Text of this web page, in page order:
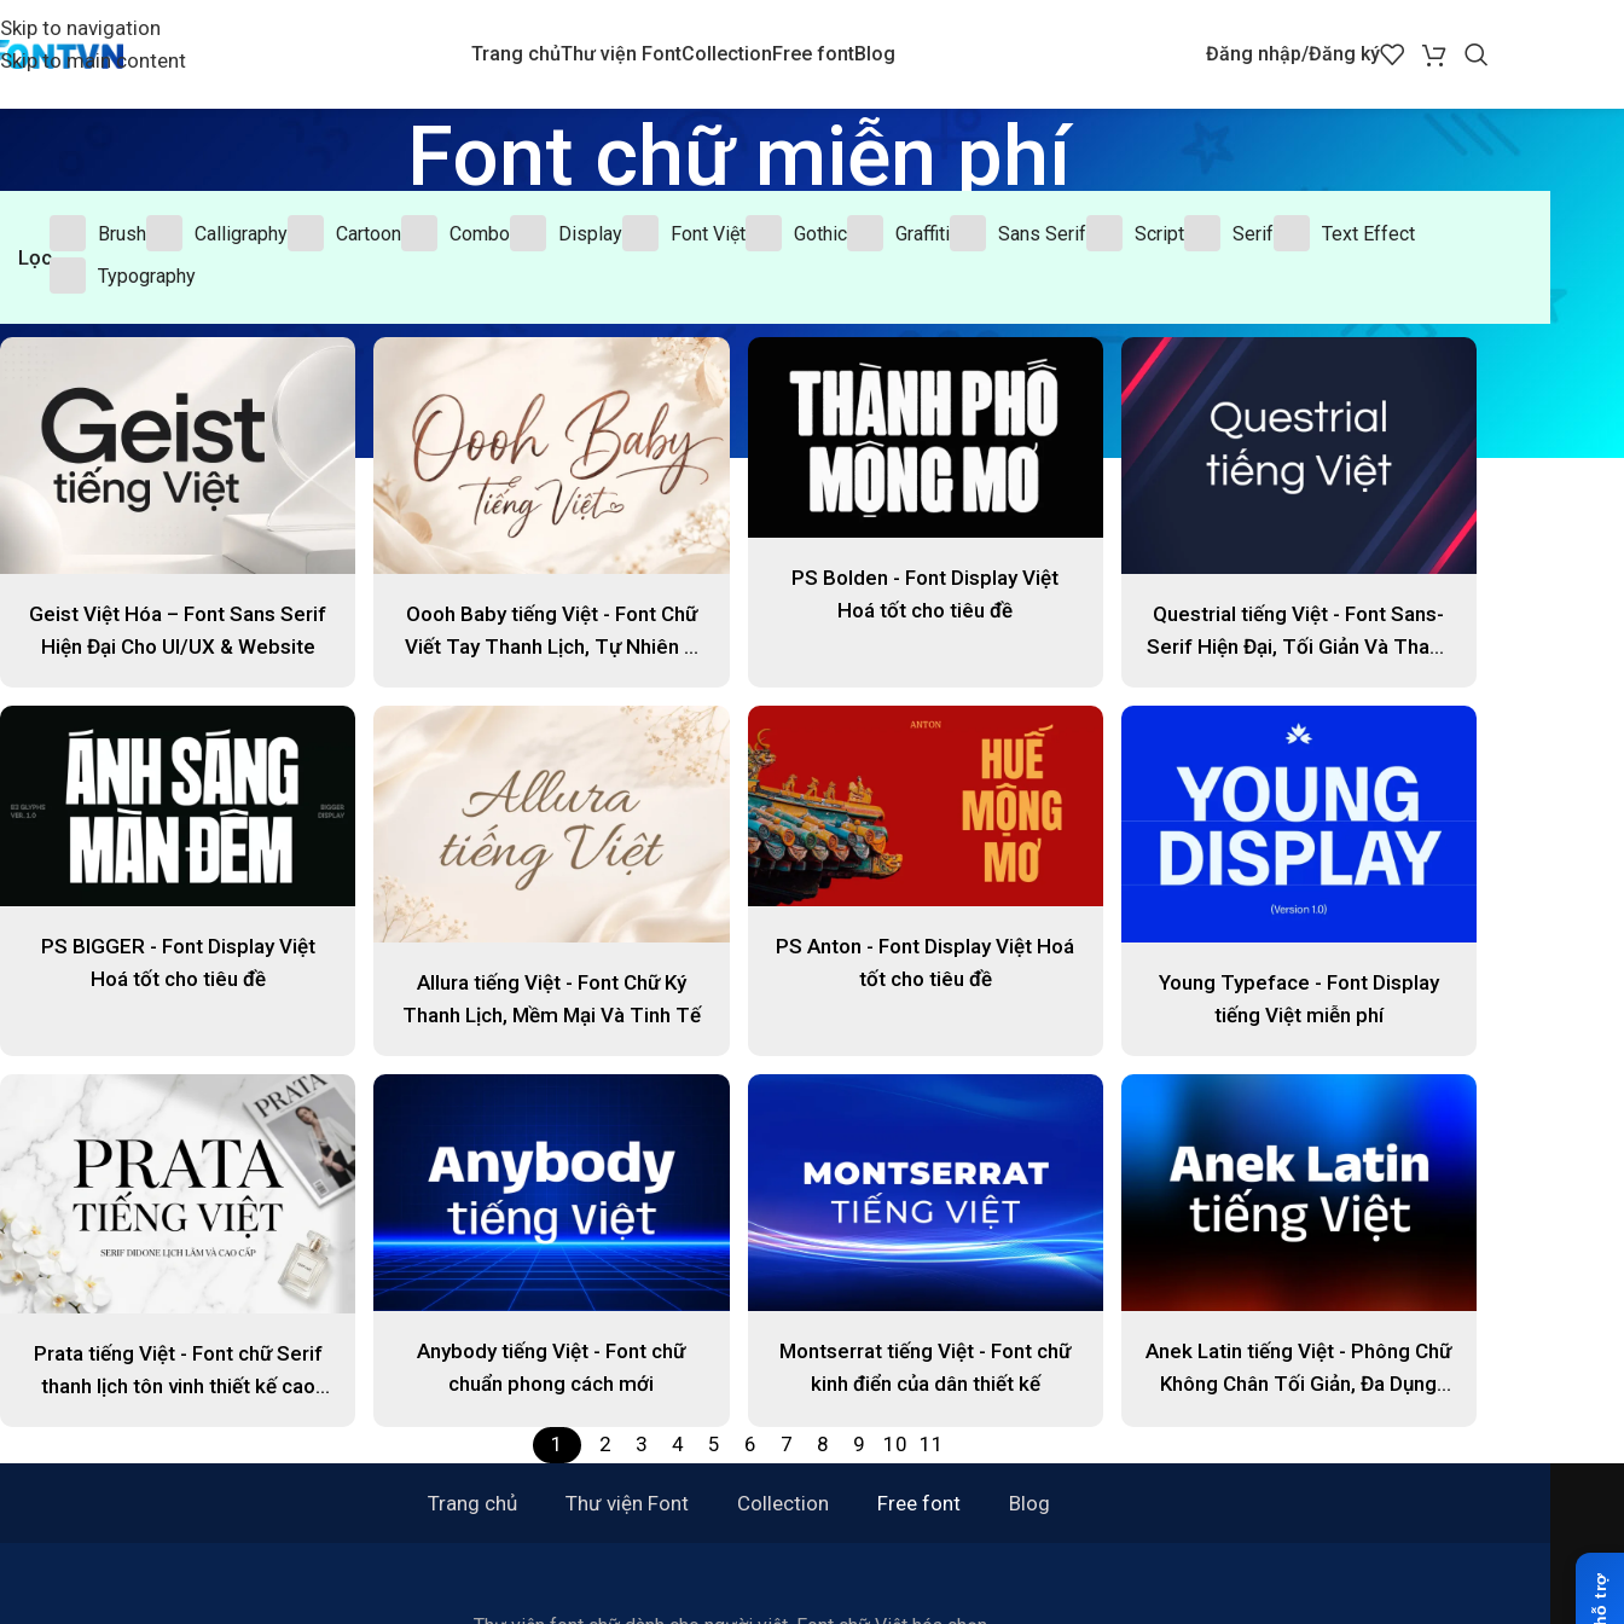
Skip to navigation
Skip to main content
Trang chủThư viện FontCollectionFree fontBlog Đăng nhập/Đăng ký
Font chữ miễn phí
Home/
Font chữ miễn phí
Lọc
Brush Calligraphy Cartoon Combo Display Font Việt Gothic Graffiti Sans Serif Script Serif
Text Effect
Typography
Geist Việt Hóa – Font Sans Serif
Hiện Đại Cho UI/UX & Website
Oooh Baby tiếng Việt - Font Chữ
Viết Tay Thanh Lịch, Tự Nhiên &
PS Bolden - Font Display Việt
Hoá tốt cho tiêu đề
Questrial tiếng Việt - Font Sans-
Serif Hiện Đại, Tối Giản Và Thanh
PS BIGGER - Font Display Việt
Hoá tốt cho tiêu đề
Allura tiếng Việt - Font Chữ Ký
Thanh Lịch, Mềm Mại Và Tinh Tế
PS Anton - Font Display Việt Hoá
tốt cho tiêu đề
Young Typeface - Font Display
tiếng Việt miễn phí
Prata tiếng Việt - Font chữ Serif
thanh lịch tôn vinh thiết kế cao
Anybody tiếng Việt - Font chữ
chuẩn phong cách mới
Montserrat tiếng Việt - Font chữ
kinh điển của dân thiết kế
Anek Latin tiếng Việt - Phông Chữ
Không Chân Tối Giản, Đa Dụng
1
2 3 4 5 6 7 8 9 10 11
Trang chủ Thư viện Font Collection Free font Blog